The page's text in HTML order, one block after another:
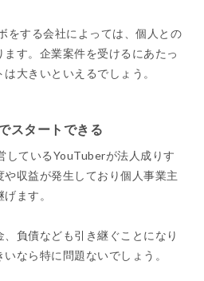
をする会社によっては、個人との
す。企業案件を受けるにあたっ
大きいといえるでしょう。
スタートできる
しているYouTuberが法人成りす
収益が発生しており個人事業主
ます。
負債なども引き継ぐことになり
なら特に問題ないでしょう。